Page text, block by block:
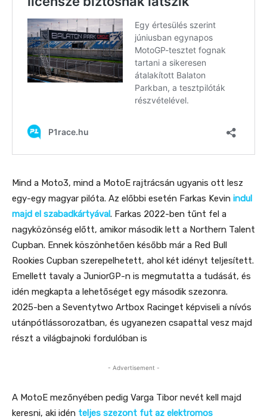
Mind a Moto3, mind a MotoE rajtrácsán ugyanis ott lesz
egy-egy magyar pilóta. Az előbbi esetén Farkas Kevin indul
majd el szabadkártyával. Farkas 2022-ben tűnt fel a
nagyközönség előtt, amikor második lett a Northern Talent
Cupban. Ennek köszönhetően később már a Red Bull
Rookies Cupban szerepelhetett, ahol két idényt teljesített.
Emellett tavaly a JuniorGP-n is megmutatta a tudását, és
idén megkapta a lehetőséget egy második szezonra.
2025-ben a Seventytwo Artbox Racinget képviseli a nívós
utánpótlássorozatban, és ugyanezen csapattal vesz majd
részt a világbajnoki fordulóban is
- Advertisement -
A MotoE mezőnyében pedig Varga Tibor nevét kell majd
keresni, aki idén teljes szezont fut az elektromos